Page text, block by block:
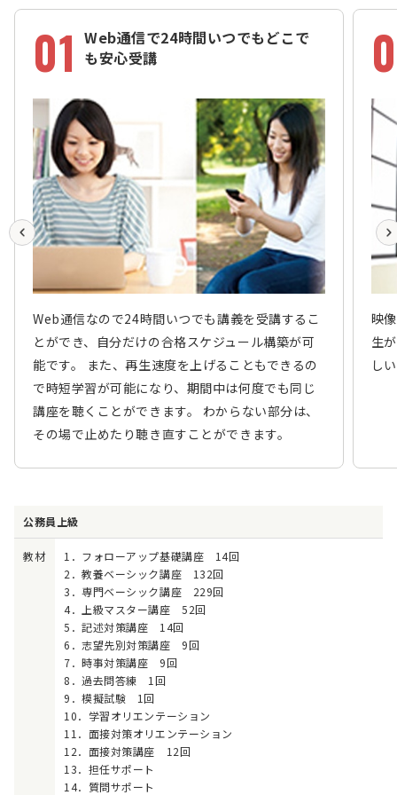
01 Web通信で24時間いつでもどこで
も安心受講
Web通信なので24時間いつでも講義を受講するこ
とができ、自分だけの合格スケジュール構築が可
能です。 また、再生速度を上げることもできるの
で時短学習が可能になり、期間中は何度でも同じ
講座を聴くことができます。 わからない部分は、
その場で止めたり聴き直すことができます。
映
生
し
公務員上級
教材
1．フォローアップ基礎講座 14回
2．教養ベーシック講座 132回
3．専門ベーシック講座 229回
4．上級マスター講座 52回
5．記述対策講座 14回
6．志望先別対策講座 9回
7．時事対策講座 9回
8．過去問答練 1回
9．模擬試験 1回
10．学習オリエンテーション
11．面接対策オリエンテーション
12．面接対策講座 12回
13．担任サポート
14．質問サポート